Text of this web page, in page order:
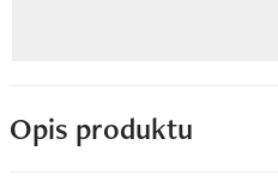
Opis produktu